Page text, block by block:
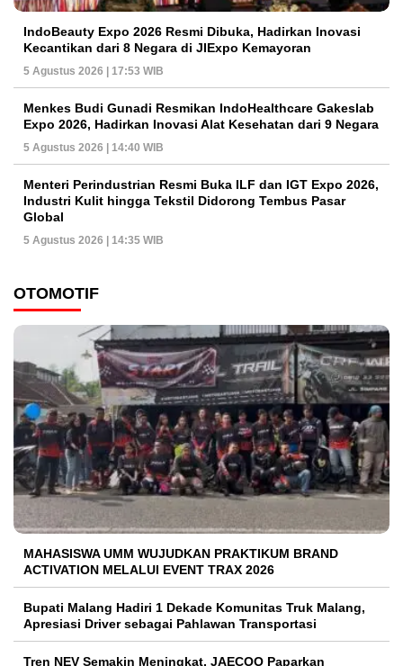
IndoBeauty Expo 2026 Resmi Dibuka, Hadirkan Inovasi
Kecantikan dari 8 Negara di JIExpo Kemayoran
5 Agustus 2026 | 17:53 WIB
Menkes Budi Gunadi Resmikan IndoHealthcare Gakeslab
Expo 2026, Hadirkan Inovasi Alat Kesehatan dari 9 Negara
5 Agustus 2026 | 14:40 WIB
Menteri Perindustrian Resmi Buka ILF dan IGT Expo 2026,
Industri Kulit hingga Tekstil Didorong Tembus Pasar
Global
5 Agustus 2026 | 14:35 WIB
OTOMOTIF
MAHASISWA UMM WUJUDKAN PRAKTIKUM BRAND
ACTIVATION MELALUI EVENT TRAX 2026
Bupati Malang Hadiri 1 Dekade Komunitas Truk Malang,
Apresiasi Driver sebagai Pahlawan Transportasi
Tren NEV Semakin Meningkat, JAECOO Paparkan